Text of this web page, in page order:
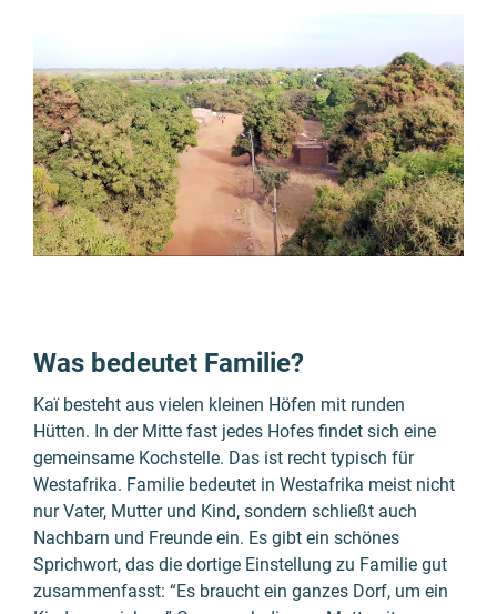
Was bedeutet Familie?
Kaï besteht aus vielen kleinen Höfen mit runden
Hütten. In der Mitte fast jedes Hofes findet sich eine
gemeinsame Kochstelle. Das ist recht typisch für
Westafrika. Familie bedeutet in Westafrika meist nicht
nur Vater, Mutter und Kind, sondern schließt auch
Nachbarn und Freunde ein. Es gibt ein schönes
Sprichwort, das die dortige Einstellung zu Familie gut
zusammenfasst: “Es braucht ein ganzes Dorf, um ein